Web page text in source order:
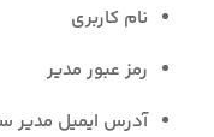
نام کاربری
رمز عبور مدیر
آدرس ایمیل مدیر